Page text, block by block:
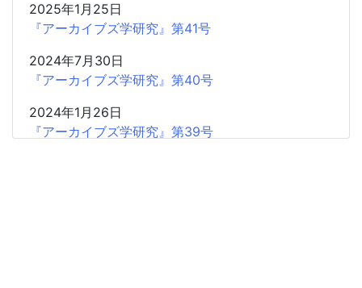
2025年1月25日
『アーカイブズ学研究』第41号
2024年7月30日
『アーカイブズ学研究』第40号
2024年1月26日
『アーカイブズ学研究』第39号